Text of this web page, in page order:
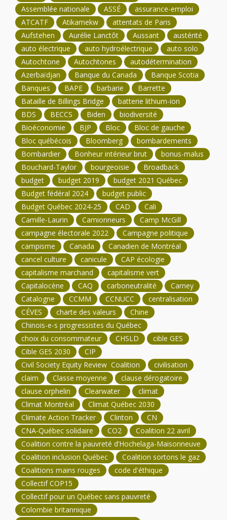
Assemblée nationale
ASSÉ
assurance-emploi
ATCATF
Atikamekw
attentats de Paris
Aufstehen
Aurélie Lanctôt Aussant
austérité
auto électrique
auto hydroélectrique
auto solo
Autochtone
Autochtones
autodétermination
Azerbaïdjan
Banque du Canada
Banque Scotia
Banques
BAPE barbarie
Barrette
Bataille de Billings Bridge
batterie lithium-ion
BDS
BECCS Biden
biodiversité
Bioéconomie
BJP Bloc
Bloc de gauche
Bloc québécois
Bloomberg
bombardements
Bombardier
Bonheur intérieur brut
bonus-malus
Bouchard-Taylor
bourgeoisie
Broadback
budget
budget 2019
budget 2021 Québec
Budget fédéral 2024
budget public
Budget Québec 2024-25
CAD
Cali
Camille-Laurin
Camionneurs
Camp McGill
campagne électorale 2022
Campagne politique
campisme
Canada
Canadien de Montréal
cancel culture
canicule
CAP écologie
capitalisme marchand
capitalisme vert
Capitalocène
CAQ carboneutralité
Carney
Catalogne
CCMM CCNUCC
centralisation
CÉVES
charte des valeurs
Chine
Chinois-e-s progressistes du Québec
choix du consommateur
CHSLD
cible GES
Cible GES 2030
CIP
Civil Society Equity Review Coalition
civilisation
claim
Classe moyenne
clause dérogatoire
clause orphelin
Clearwater
climat
Climat Montréal
Climat Québec 2030
Climate Action Tracker
Clinton
CN
CNA-Québec solidaire
CO2
Coalition 22 avril
Coalition contre la pauvreté d’Hochelaga-Maisonneuve
Coalition inclusion Québec
Coalition sortons le gaz
Coalitions mains rouges
code d'éthique
Collectif COP15
Collectif pour un Québec sans pauvreté
Colombie britannique